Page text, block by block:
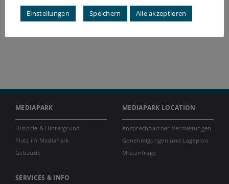
MEDIAPARK
Historie & Hintergrund
Platz im MediaPark
Gebäude
MEDIAPARK LOCATION
Ansprechpartner Vermietungen
Genehmigungen und Lageplan
Mietanfrage
SERVICES & INFO
Einstellungen Speichern Alle akzeptieren